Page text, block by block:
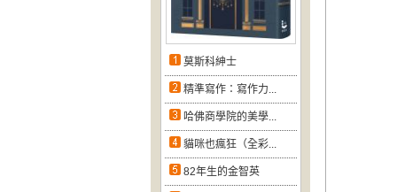
莫斯科紳士
精準寫作：寫作力...
哈佛商學院的美學...
貓咪也瘋狂（全彩...
82年生的金智英